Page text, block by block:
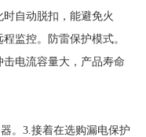
自动脱扣，能避免火
监控。防雷保护模式。
电流容量大，产品寿命
。3.接着在选购漏电保护